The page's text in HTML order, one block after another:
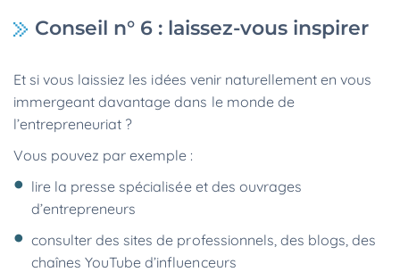
Conseil n° 6 : laissez-vous inspirer
Et si vous laissiez les idées venir naturellement en vous
immergeant davantage dans le monde de
l’entrepreneuriat ?
Vous pouvez par exemple :
lire la presse spécialisée et des ouvrages
d’entrepreneurs
consulter des sites de professionnels, des blogs, des
chaînes YouTube d’influenceurs